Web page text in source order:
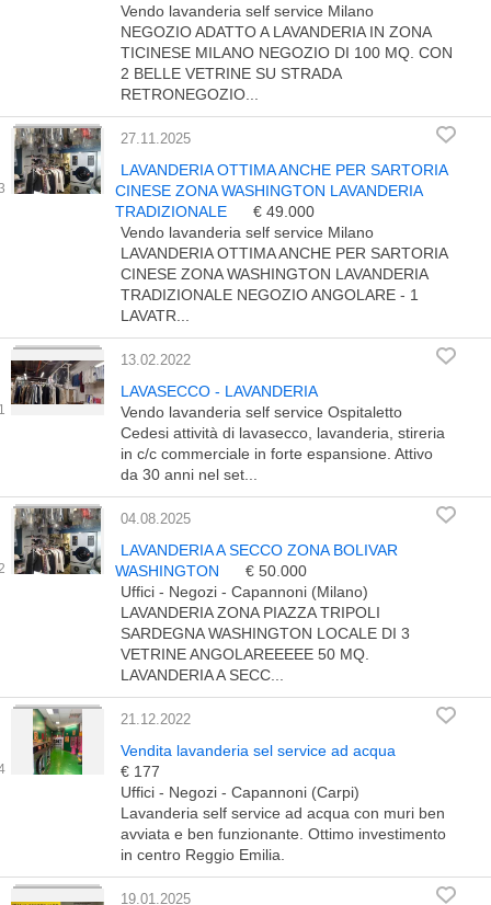
Vendo lavanderia self service Milano
NEGOZIO ADATTO A LAVANDERIA IN ZONA
TICINESE MILANO NEGOZIO DI 100 MQ. CON
2 BELLE VETRINE SU STRADA
RETRONEGOZIO...
27.11.2025
LAVANDERIA OTTIMA ANCHE PER SARTORIA
CINESE ZONA WASHINGTON LAVANDERIA
TRADIZIONALE
€ 49.000
Vendo lavanderia self service Milano
LAVANDERIA OTTIMA ANCHE PER SARTORIA
CINESE ZONA WASHINGTON LAVANDERIA
TRADIZIONALE NEGOZIO ANGOLARE - 1
LAVATR...
13.02.2022
LAVASECCO - LAVANDERIA
Vendo lavanderia self service Ospitaletto
Cedesi attività di lavasecco, lavanderia, stireria
in c/c commerciale in forte espansione. Attivo
da 30 anni nel set...
04.08.2025
LAVANDERIA A SECCO ZONA BOLIVAR
WASHINGTON
€ 50.000
Uffici - Negozi - Capannoni (Milano)
LAVANDERIA ZONA PIAZZA TRIPOLI
SARDEGNA WASHINGTON LOCALE DI 3
VETRINE ANGOLAREEEEE 50 MQ.
LAVANDERIA A SECC...
21.12.2022
Vendita lavanderia sel service ad acqua
€ 177
Uffici - Negozi - Capannoni (Carpi)
Lavanderia self service ad acqua con muri ben
avviata e ben funzionante. Ottimo investimento
in centro Reggio Emilia.
19.01.2025